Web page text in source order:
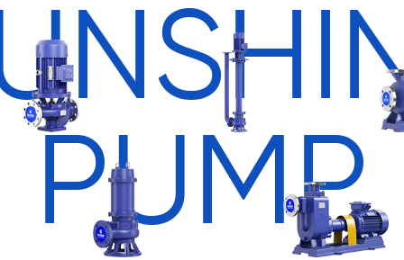
PUMP